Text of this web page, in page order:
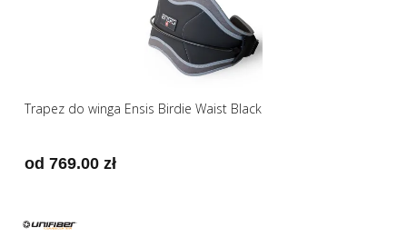
Trapez do winga Ensis Birdie Waist Black
od 769.00 zł